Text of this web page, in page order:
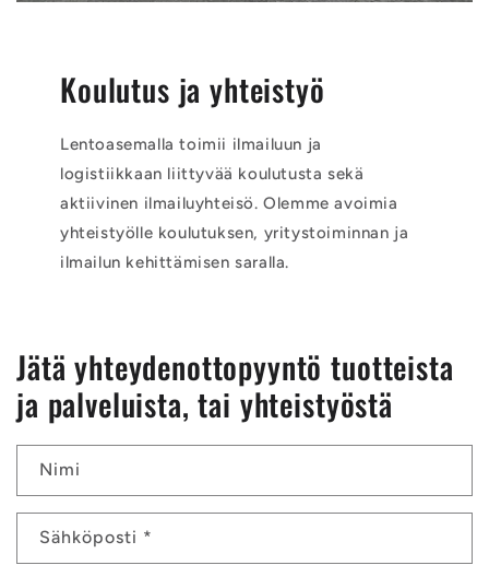
Koulutus ja yhteistyö
Lentoasemalla toimii ilmailuun ja
logistiikkaan liittyvää koulutusta sekä
aktiivinen ilmailuyhteisö. Olemme avoimia
yhteistyölle koulutuksen, yritystoiminnan ja
ilmailun kehittämisen saralla.
Jätä yhteydenottopyyntö tuotteista
ja palveluista, tai yhteistyöstä
Nimi
Sähköposti *